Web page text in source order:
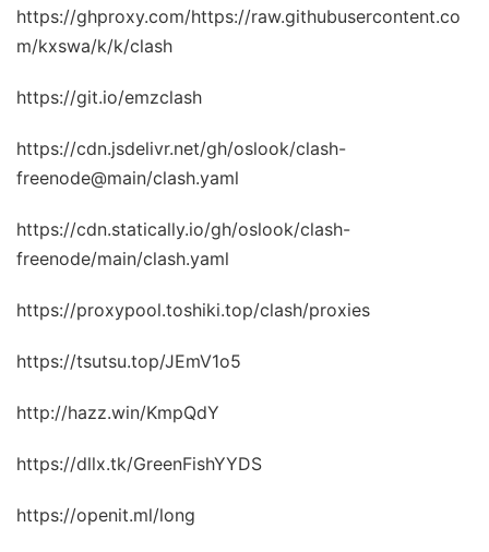
https://ghproxy.com/https://raw.githubusercontent.co
m/kxswa/k/k/clash
https://git.io/emzclash
https://cdn.jsdelivr.net/gh/oslook/clash-
freenode@main/clash.yaml
https://cdn.statically.io/gh/oslook/clash-
freenode/main/clash.yaml
https://proxypool.toshiki.top/clash/proxies
https://tsutsu.top/JEmV1o5
http://hazz.win/KmpQdY
https://dllx.tk/GreenFishYYDS
https://openit.ml/long